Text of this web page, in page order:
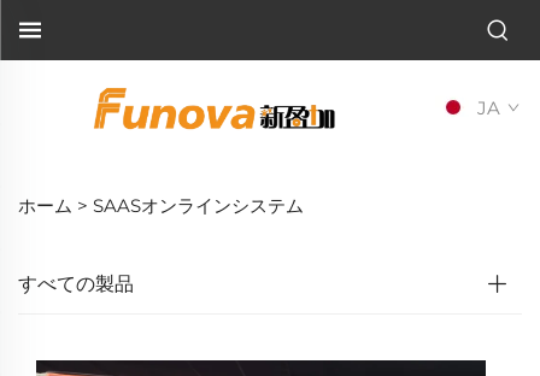
JA
ホーム > SAASオンラインシステム
すべての製品